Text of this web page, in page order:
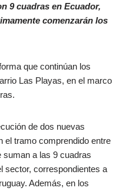
9 cuadras en Ecuador,
comenzarán los
que continúan los
Las Playas, en el marco
de dos nuevas
el tramo comprendido entre
a las 9 cuadras
sector, correspondientes a
Además, en los